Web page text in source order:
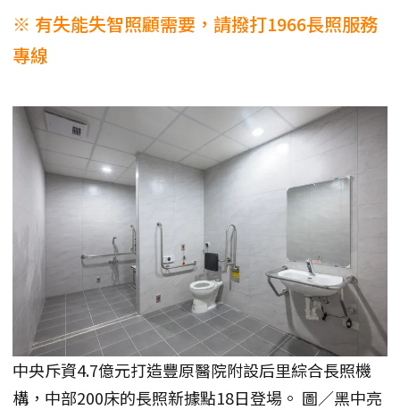
※ 有失能失智照顧需要，請撥打1966長照服務
專線
中央斥資4.7億元打造豐原醫院附設后里綜合長照機
構，中部200床的長照新據點18日登場。 圖／黑中亮